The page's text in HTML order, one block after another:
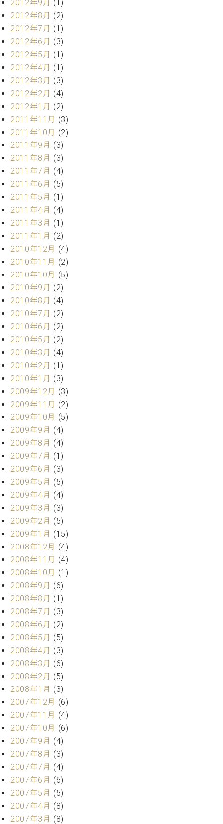
調
律
)
フ
タ
ー
サ
ー
ス
(調
律)
調
律
師
介
調
律
料
金
お
問
い
合
わ
せ
尾山調律師のブ
ログ Die
Musikgasse（音
楽の小道）
2012年9月 (1)
2012年8月 (2)
2012年7月 (1)
2012年6月 (3)
2012年5月 (1)
2012年4月 (1)
2012年3月 (3)
2012年2月 (4)
2012年1月 (2)
2011年11月 (3)
2011年10月 (2)
2011年9月 (3)
2011年8月 (3)
2011年7月 (4)
2011年6月 (5)
2011年5月 (1)
2011年4月 (4)
2011年3月 (1)
2011年1月 (2)
2010年12月 (4)
2010年11月 (2)
2010年10月 (5)
2010年9月 (2)
2010年8月 (4)
2010年7月 (2)
2010年6月 (2)
2010年5月 (2)
2010年3月 (4)
2010年2月 (1)
2010年1月 (3)
2009年12月 (3)
2009年11月 (2)
2009年10月 (5)
2009年9月 (4)
2009年8月 (4)
2009年7月 (1)
2009年6月 (3)
2009年5月 (5)
2009年4月 (4)
2009年3月 (3)
2009年2月 (5)
2009年1月 (15)
2008年12月 (4)
2008年11月 (4)
2008年10月 (1)
2008年9月 (6)
2008年8月 (1)
2008年7月 (3)
2008年6月 (2)
2008年5月 (5)
2008年4月 (3)
2008年3月 (6)
2008年2月 (5)
2008年1月 (3)
2007年12月 (6)
2007年11月 (4)
2007年10月 (6)
2007年9月 (4)
2007年8月 (3)
2007年7月 (4)
2007年6月 (6)
2007年5月 (5)
2007年4月 (8)
2007年3月 (8)